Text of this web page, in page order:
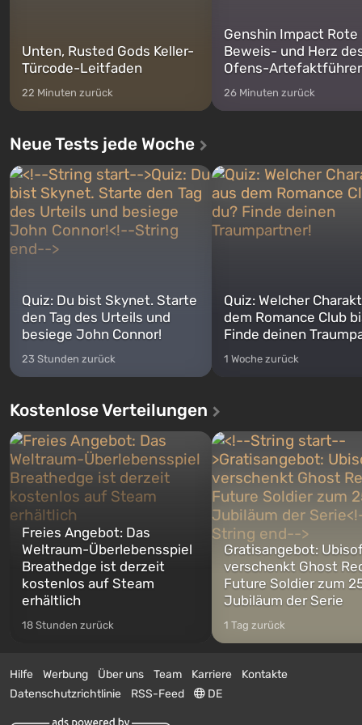
Unten, Rusted Gods Keller-
Türcode-Leitfaden
22 Minuten zurück
Genshin Impact Rote
Beweis- und Herz
Ofens-Artefaktführer
26 Minuten zurück
Neue Tests jede Woche
Quiz: Du bist Skynet. Starte
den Tag des Urteils und
besiege John Connor!
23 Stunden zurück
Quiz: Welcher
dem Romance Club
Finde deinen
1 Woche zurück
Kostenlose Verteilungen
Freies Angebot: Das
Weltraum-Überlebensspiel
Breathedge ist derzeit
kostenlos auf Steam
erhältlich
18 Stunden zurück
Gratisangebot:
verschenkt Ghost
Future Soldier zum
Jubiläum der Serie
1 Tag zurück
Hilfe Werbung Über uns Team Karriere
Kontakte
Datenschutzrichtlinie
RSS-Feed DE